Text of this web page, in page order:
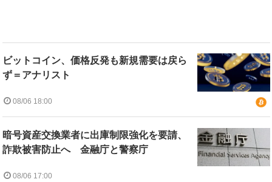
ビットコイン、価格反発も新規需要は戻ら
ず＝アナリスト
08/06 18:00
暗号資産交換業者に出庫制限強化を要請、
詐欺被害防止へ 金融庁と警察庁
08/06 17:00